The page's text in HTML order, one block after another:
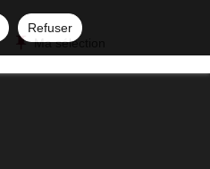
Refuser
Ma sélection